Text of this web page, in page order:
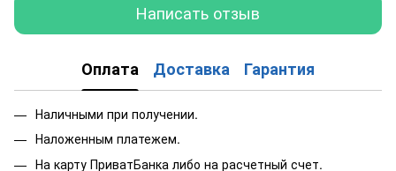
Написать отзыв
Оплата Доставка Гарантия
Наличными при получении.
Наложенным платежем.
На карту ПриватБанка либо на расчетный счет.